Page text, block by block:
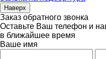
Наверх
Заказ обратного звонка
Оставьте Ваш телефон и
в ближайшее время
Ваше имя